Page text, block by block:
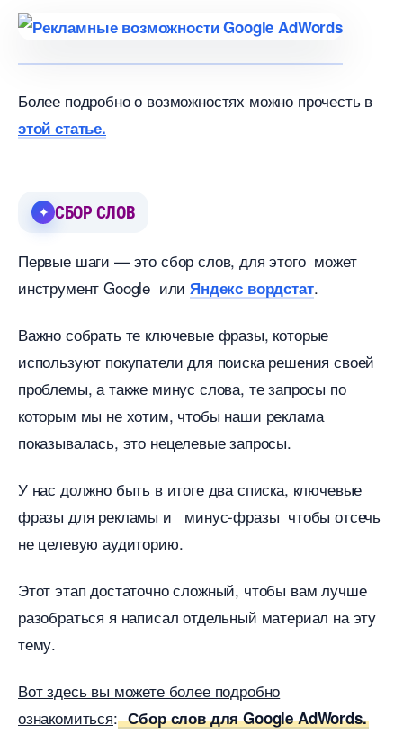
Более подробно о возможностях можно прочесть
этой статье.
СБОР СЛО
Первые шаги — это сбор слов, для этого может
инструмент Google илиЯндекс вордстат.
ажно собрать те ключевые фразы, которые
используют покупатели для поиска решения своей
проблемы, а также минус слова, те запросы по
которым мы не хотим, чтобы наши реклама
показывалась, это нецелевые запросы.
У нас должно быть в итоге два списка, ключевые
фразы для рекламы и минус-фразы чтобы отсечь
не целевую аудиторию.
Этот этап достаточно сложный, чтобы вам лучше
разобраться я написал отдельный материал на эту
тему.
от здесь вы можете более подробно
ознакомиться:Сбор слов для Google AdWords.